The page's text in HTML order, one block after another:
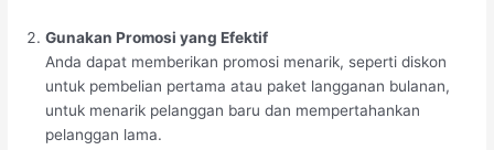
Gunakan Promosi yang Efektif
Anda dapat memberikan promosi menarik, seperti diskon
untuk pembelian pertama atau paket langganan bulanan,
untuk menarik pelanggan baru dan mempertahankan
pelanggan lama.